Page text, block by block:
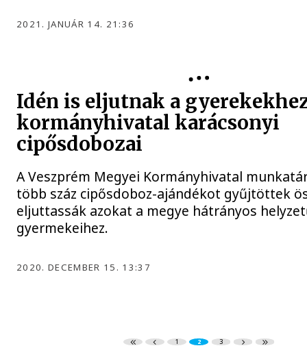
2021. JANUÁR 14. 21:36
Idén is eljutnak a
kormányhivatal karácsonyi
cipősdobozai
A Veszprém Megyei Kormányhivatal
több száz cipősdoboz-ajándékot gyűjtöttek
eljuttassák azokat a megye hátrányos
gyermekeihez.
2020. DECEMBER 15. 13:37
1 2 3